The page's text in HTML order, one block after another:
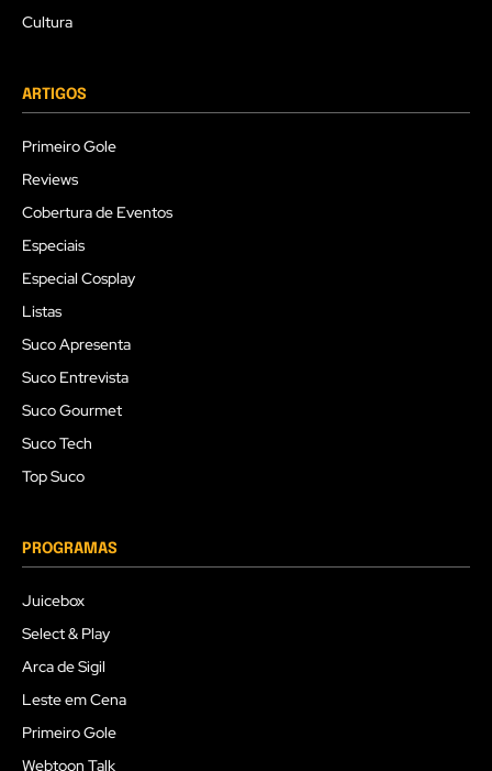
Cultura
ARTIGOS
Primeiro Gole
Reviews
Cobertura de Eventos
Especiais
Especial Cosplay
Listas
Suco Apresenta
Suco Entrevista
Suco Gourmet
Suco Tech
Top Suco
PROGRAMAS
Juicebox
Select & Play
Arca de Sigil
Leste em Cena
Primeiro Gole
Webtoon Talk